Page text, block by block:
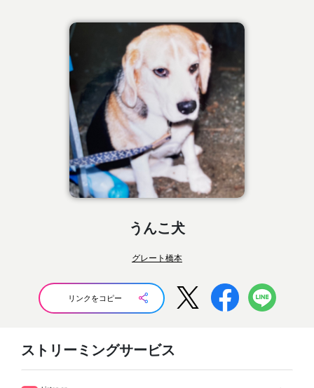
うんこ犬
グレート橋本
リンクをコピー
ストリーミングサービス